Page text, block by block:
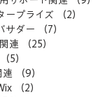
ープライズ
（2）
サダー
（7）
連
（25）
（5）
連
（9）
（2）